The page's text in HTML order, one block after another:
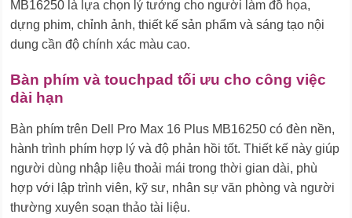
MB16250 là lựa chọn lý tưởng cho người làm đồ họa,
dựng phim, chỉnh ảnh, thiết kế sản phẩm và sáng tạo nội
dung cần độ chính xác màu cao.
Bàn phím và touchpad tối ưu cho công việc
dài hạn
Bàn phím trên Dell Pro Max 16 Plus MB16250 có đèn nền,
hành trình phím hợp lý và độ phản hồi tốt. Thiết kế này giúp
người dùng nhập liệu thoải mái trong thời gian dài, phù
hợp với lập trình viên, kỹ sư, nhân sự văn phòng và người
thường xuyên soạn thảo tài liệu.